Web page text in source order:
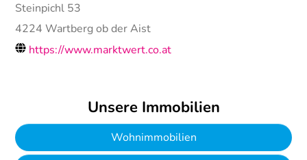
Steinpichl 53
4224Wartberg ob der Aist
https://www.marktwert.co.at
Unsere Immobilien
Wohnimmobilien